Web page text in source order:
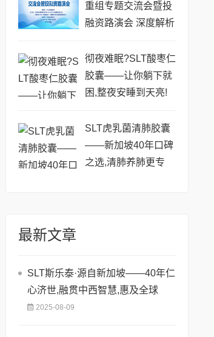
重组专题交流会暨投
融资路演会 深度解析
级
彻夜难眠?SLT酸枣仁
胶囊——让你躺下就
困,整夜安睡到天亮!
SLT虎乳菌清肺胶囊
——新加坡40年口碑
之选,清肺养肺更专
最新文章
SLT斯乐泰·源自新加坡——40年仁
心济世,融贯中西智慧,惠及全球
2025-08-09